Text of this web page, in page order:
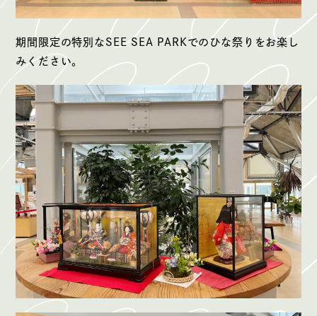
期間限定の特別なSEE SEA PARKでのひな祭りをお楽し
みください。